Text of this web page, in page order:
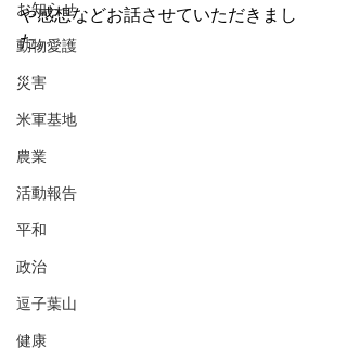
お知らせ
動物愛護
災害
米軍基地
農業
活動報告
平和
政治
逗子葉山
健康
や感想などお話させていただきまし
た。